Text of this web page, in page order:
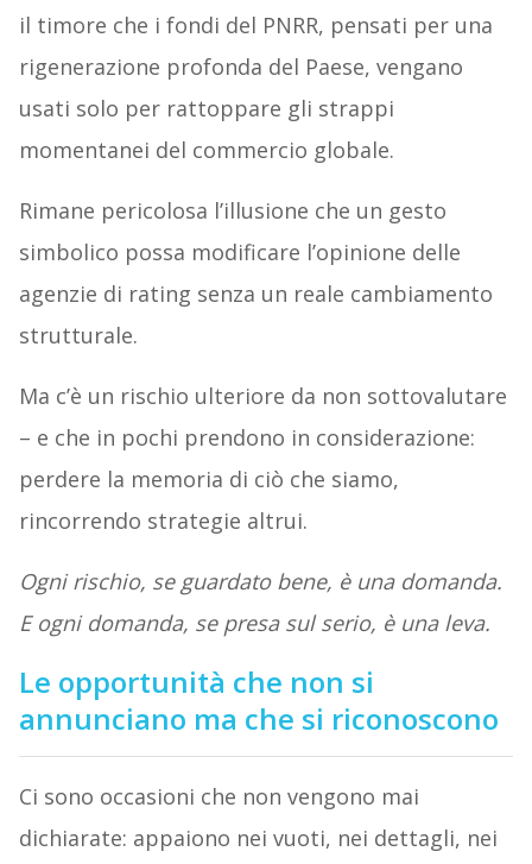
il timore che i fondi del PNRR, pensati per una
rigenerazione profonda del Paese, vengano
usati solo per rattoppare gli strappi
momentanei del commercio globale.
Rimane pericolosa l’illusione che un gesto
simbolico possa modificare l’opinione delle
agenzie di rating senza un reale cambiamento
strutturale.
Ma c’è un rischio ulteriore da non sottovalutare
– e che in pochi prendono in considerazione:
perdere la memoria di ciò che siamo,
rincorrendo strategie altrui.
Ogni rischio, se guardato bene, è una domanda.
E ogni domanda, se presa sul serio, è una leva.
Le opportunità che non si
annunciano ma che si riconoscono
Ci sono occasioni che non vengono mai
dichiarate: appaiono nei vuoti, nei dettagli, nei